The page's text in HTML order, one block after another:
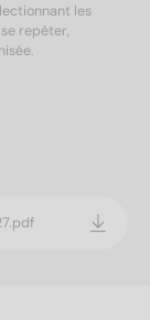
les
repéter,